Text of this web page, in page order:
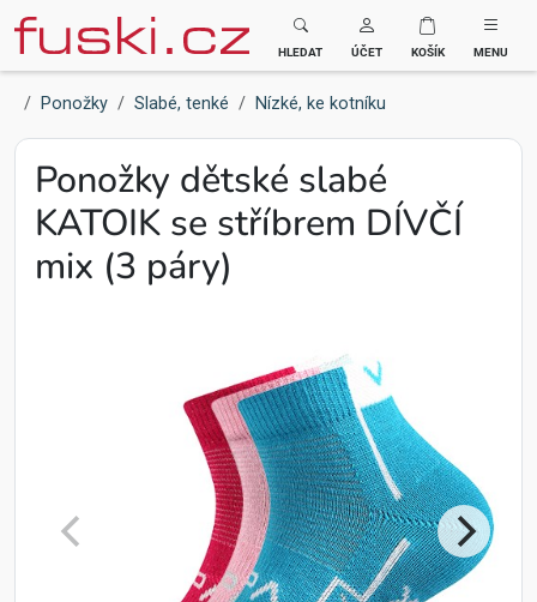
Fuski BOMA
HLEDAT ÚČET KOŠÍK MENU
Ponožky Slabé, tenké Nízké, ke kotníku
Ponožky dětské slabé
KATOIK se stříbrem DÍVČÍ
mix (3 páry)